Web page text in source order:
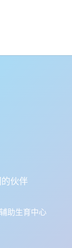
伙伴
助生育中心